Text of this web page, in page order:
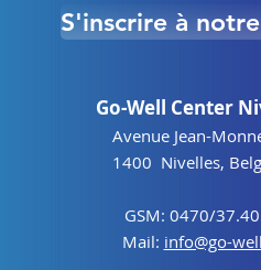
S'inscrire à
Go-Well Center
Avenue Jean-
1400 Nivelles,
GSM: 0470/
Mail: info@go-